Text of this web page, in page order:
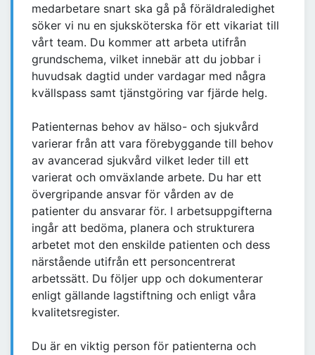
medarbetare snart ska gå på föräldraledighet
söker vi nu en sjuksköterska för ett vikariat till
vårt team. Du kommer att arbeta utifrån
grundschema, vilket innebär att du jobbar i
huvudsak dagtid under vardagar med några
kvällspass samt tjänstgöring var fjärde helg.
Patienternas behov av hälso- och sjukvård
varierar från att vara förebyggande till behov
av avancerad sjukvård vilket leder till ett
varierat och omväxlande arbete. Du har ett
övergripande ansvar för vården av de
patienter du ansvarar för. I arbetsuppgifterna
ingår att bedöma, planera och strukturera
arbetet mot den enskilde patienten och dess
närstående utifrån ett personcentrerat
arbetssätt. Du följer upp och dokumenterar
enligt gällande lagstiftning och enligt våra
kvalitetsregister.
Du är en viktig person för patienterna och